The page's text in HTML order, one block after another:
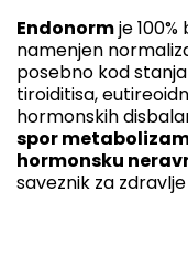
Endonormje
namenjen
posebno kod
tiroiditisa,
hormonskih
spor
hormonsku
saveznik za